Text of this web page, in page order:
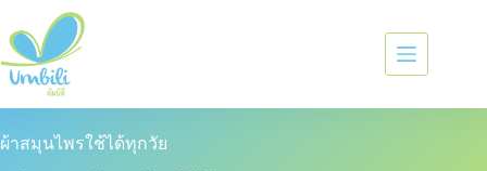
ผ้าสมุนไพรใช้ได้ทุกวัย